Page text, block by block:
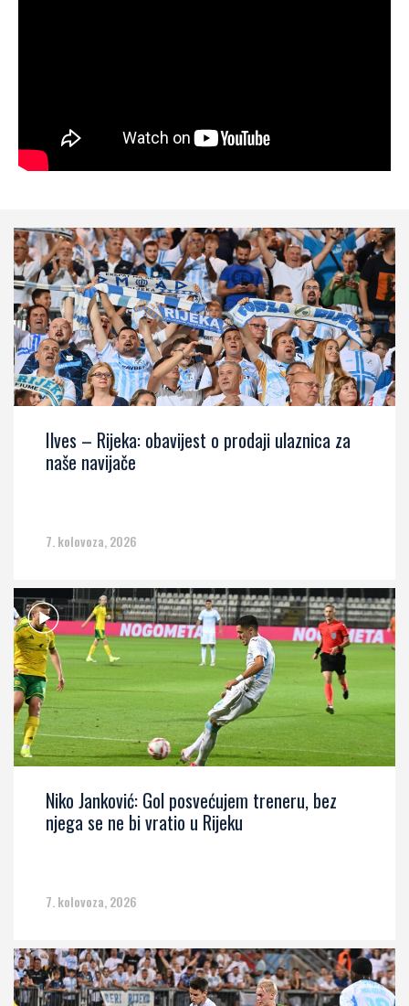
Ilves – Rijeka: obavijest o prodaji ulaznica za
naše navijače
7. kolovoza, 2026
Niko Janković: Gol posvećujem treneru, bez
njega se ne bi vratio u Rijeku
7. kolovoza, 2026